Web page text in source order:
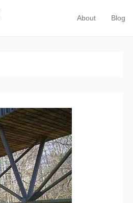
Primäres Menü
Zum Inhalt springen
About Blog